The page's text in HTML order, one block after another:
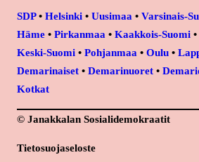
SDP• Helsinki • Uusimaa • Varsinais-
Häme • Pirkanmaa • Kaakkois-Suomi •
Keski-Suomi • Pohjanmaa • Oulu •
Demarinaiset • Demarinuoret •
Kotkat
© Janakkalan Sosialidemokraatit
Tietosuojaseloste